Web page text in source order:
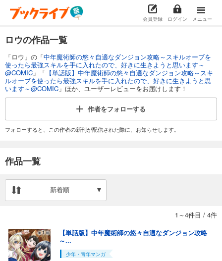
会員登録 ログイン メニュー
ロウの作品一覧
「ロウ」の「中年魔術師の悠々自適なダンジョン攻略～スキルオーブを
使ったら最強スキルを手に入れたので、好きに生きようと思います～
@COMIC 」「 【単話版】中年魔術師の悠々自適なダンジョン攻略～スキ
ルオーブを使ったら最強スキルを手に入れたので、好きに生きようと思
います～@COMIC 」ほか、ユーザーレビューをお届けします！
作者をフォローする
フォローすると、この作者の新刊が配信された際に、お知らせします。
作品一覧
新着順
1～4件目 / 4件
【単話版】中年魔術師の悠々自適なダンジョン攻略
～...
少年・青年マンガ